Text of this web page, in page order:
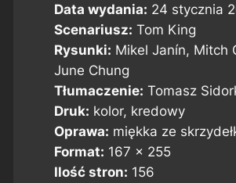
Data wydania: 24 stycznia
Scenariusz: Tom King
Rysunki: Mikel Janín, Mitch
June Chung
Tłumaczenie: Tomasz
Druk: kolor, kredowy
Oprawa: miękka ze
Format: 167 x 255
Ilość stron: 156